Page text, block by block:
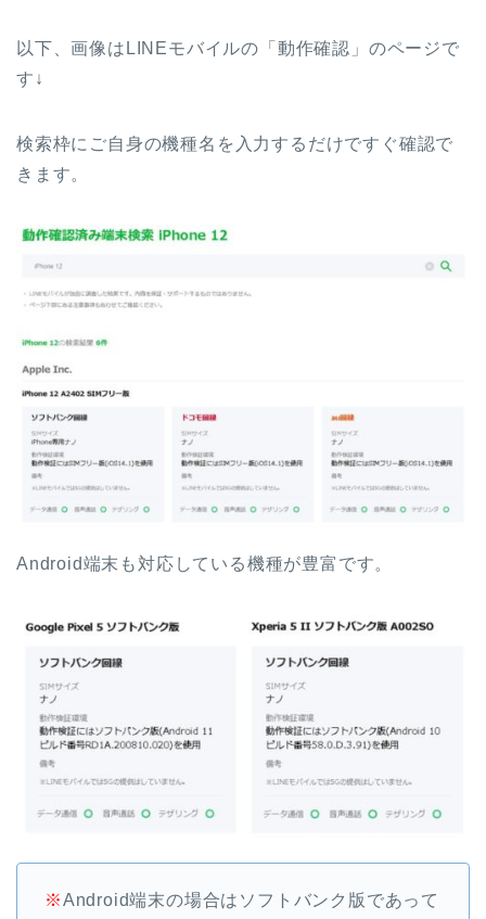
以下、画像はLINEモバイルの「動作確認」のページで
す↓
検索枠にご自身の機種名を入力するだけですぐ確認で
きます。
Android端末も対応している機種が豊富です。
※Android端末の場合はソフトバンク版であって